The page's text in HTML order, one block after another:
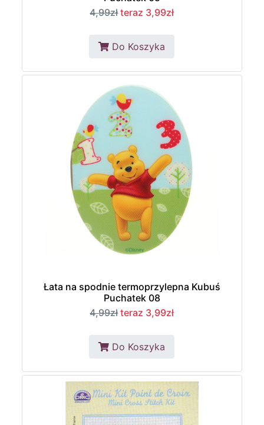
4,99zł teraz 3,99zł
Do Koszyka
Łata na spodnie termoprzylepna Kubuś
Puchatek 08
4,99zł teraz 3,99zł
Do Koszyka